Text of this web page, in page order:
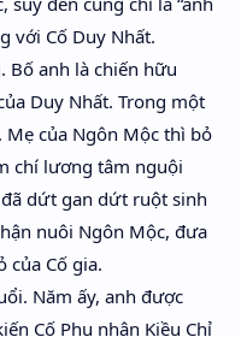
với Cố Duy Nhất.
Bố anh là chiến hữu
Duy Nhất. Trong một
của Ngôn Mộc thì bỏ
chí lương tâm nguội
dứt gan dứt ruột sinh
nuôi Ngôn Mộc, đưa
của Cố gia.
Năm ấy, anh được
Cố Phu nhân Kiều Chỉ